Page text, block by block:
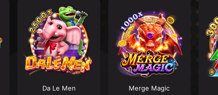
Da Le Men
Merge Magic